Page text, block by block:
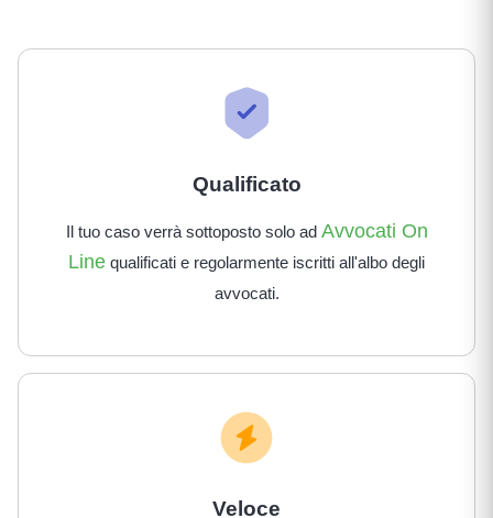
Qualificato
Il tuo caso verrà sottoposto solo ad Avvocati On
Line qualificati e regolarmente iscritti all'albo degli
avvocati.
Veloce